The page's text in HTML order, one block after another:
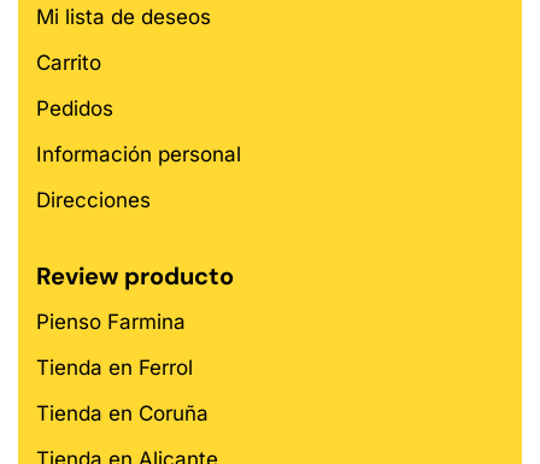
Mi lista de deseos
Carrito
Pedidos
Información personal
Direcciones
Review producto
Pienso Farmina
Tienda en Ferrol
Tienda en Coruña